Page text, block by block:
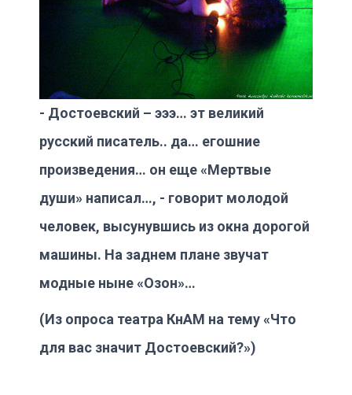
- Достоевский – эээ… эт великий
русский писатель.. да… егошние
произведения… он еще «Мертвые
души» написал…, - говорит молодой
человек, высунувшись из окна дорогой
машины. На заднем плане звучат
модные ныне «Озон»…
(Из опроса театра КнАМ на тему «Что
для вас значит Достоевский?»)